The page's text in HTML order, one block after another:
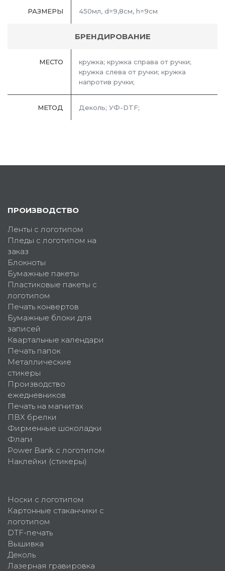
РАЗМЕРЫ 450мл, d=9,8см, h=9см
БРЕНДИРОВАНИЕ
МЕСТО
кружка; кружка справа от ручки;
кружка слева от ручки; кружка
напротив ручки;
МЕТОД Деколь; УФ-DTF;
ПРОИЗВОДСТВО
Ленты с логотипом
Пледы с логотипом на
заказ
Блокноты
Бумажные пакеты
Пластиковые пакеты с
логотипом
Печать конвертов
Бумажные блоки для
записей
Квартальные календари
Печать папок
Металлические
стикеры
Производство
ежедневников
Печать на магнитах
ПВХ брелки
Фирменные шоколадки
Флаги
Power Bank с логотипом
Наклейки (стикеры)
Носки с логотипом
Картонные стаканчики с
логотипом
DTF-печать
Вышивка
Деколь
Лазерная гравировка